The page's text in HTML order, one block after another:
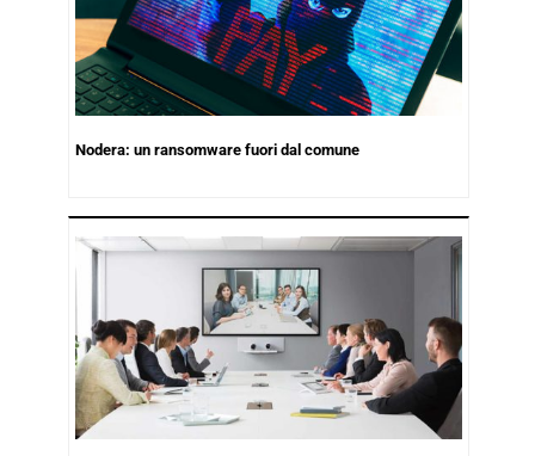
Nodera: un ransomware fuori dal comune